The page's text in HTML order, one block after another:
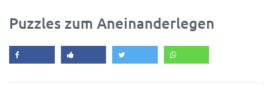
Puzzles zum Aneinanderlegen